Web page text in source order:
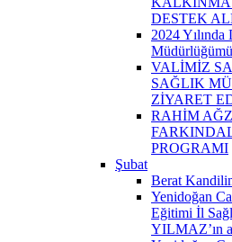
DESTEK
2024 Yılında
VALİMİZ
SAĞLIK
ZİYARET
RAHİM
PROGRAMI
Şubat
Berat
Yenidoğan
Eğitimi İl
YILMAZ’ın